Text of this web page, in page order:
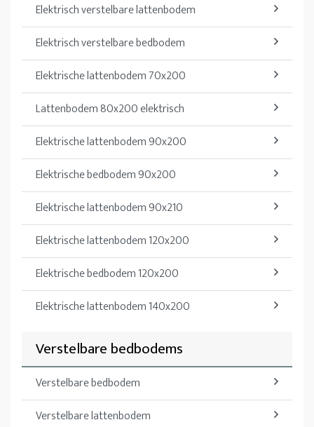
Elektrisch verstelbare lattenbodem
Elektrisch verstelbare bedbodem
Elektrische lattenbodem 70x200
Lattenbodem 80x200 elektrisch
Elektrische lattenbodem 90x200
Elektrische bedbodem 90x200
Elektrische lattenbodem 90x210
Elektrische lattenbodem 120x200
Elektrische bedbodem 120x200
Elektrische lattenbodem 140x200
Verstelbare bedbodems
Verstelbare bedbodem
Verstelbare lattenbodem